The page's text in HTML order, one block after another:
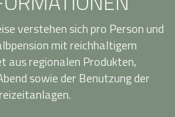
verstehen sich pro Person und
mit reichhaltigem
aus regionalen Produkten,
sowie der Benutzung der